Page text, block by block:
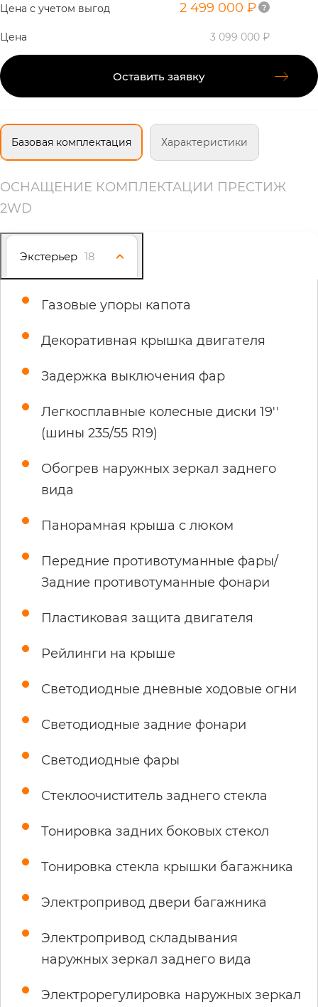
Цена с учетом выгод 2 499 000 ₽
Цена 3 099 000 ₽
Оставить заявку
Базовая комплектация Характеристики
ОСНАЩЕНИЕ КОМПЛЕКТАЦИИ ПРЕСТИЖ
2WD
Экстерьер 18
Газовые упоры капота
Декоративная крышка двигателя
Задержка выключения фар
Легкосплавные колесные диски 19''
(шины 235/55 R19)
Обогрев наружных зеркал заднего
вида
Панорамная крыша с люком
Передние противотуманные фары/
Задние противотуманные фонари
Пластиковая защита двигателя
Рейлинги на крыше
Светодиодные дневные ходовые огни
Светодиодные задние фонари
Светодиодные фары
Стеклоочиститель заднего стекла
Тонировка задних боковых стекол
Тонировка стекла крышки багажника
Электропривод двери багажника
Электропривод складывания
наружных зеркал заднего вида
Электрорегулировка наружных зеркал